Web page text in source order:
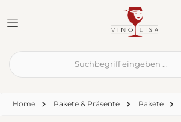
Home Pakete & Präsente Pakete